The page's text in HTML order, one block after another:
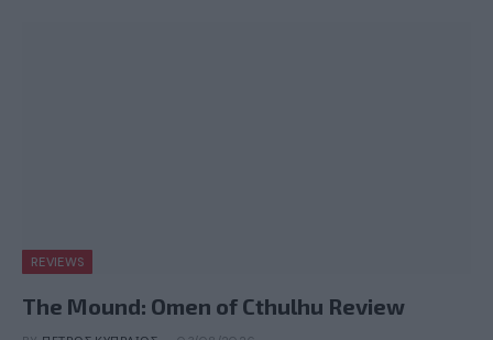
REVIEWS
The Mound: Omen of Cthulhu Review